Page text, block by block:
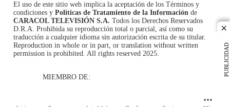
PUBLICIDAD
El uso de este sitio web implica la aceptación de los Términos y
condiciones y Políticas de Tratamiento de la Información de
CARACOL TELEVISIÓN S.A. Todos los Derechos Reservados
D.R.A. Prohibida su reproducción total o parcial, así como su
traducción a cualquier idioma sin autorización escrita de su titular.
Reproduction in whole or in part, or translation without written
permission is prohibited. All rights reserved 2025.
MIEMBRO DE: